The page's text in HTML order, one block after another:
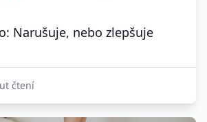
Narušuje, nebo zlepšuje
čtení